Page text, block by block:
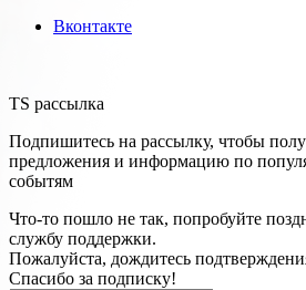
Вконтакте
TS рассылка
Подпишитесь на рассылку, чтобы
предложения и информацию по
событям
Что-то пошло не так, попробуйте
службу поддержки.
Пожалуйста, дождитесь
Спасибо за подписку!